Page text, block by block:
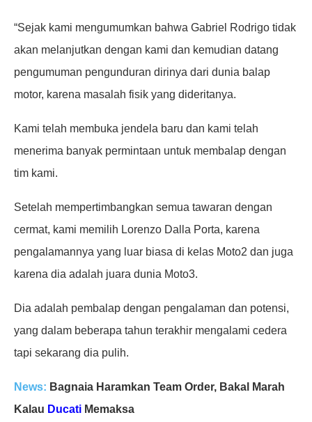
“Sejak kami mengumumkan bahwa Gabriel Rodrigo tidak
akan melanjutkan dengan kami dan kemudian datang
pengumuman pengunduran dirinya dari dunia balap
motor, karena masalah fisik yang dideritanya.
Kami telah membuka jendela baru dan kami telah
menerima banyak permintaan untuk membalap dengan
tim kami.
Setelah mempertimbangkan semua tawaran dengan
cermat, kami memilih Lorenzo Dalla Porta, karena
pengalamannya yang luar biasa di kelas Moto2 dan juga
karena dia adalah juara dunia Moto3.
Dia adalah pembalap dengan pengalaman dan potensi,
yang dalam beberapa tahun terakhir mengalami cedera
tapi sekarang dia pulih.
News: Bagnaia Haramkan Team Order, Bakal Marah
Kalau Ducati Memaksa